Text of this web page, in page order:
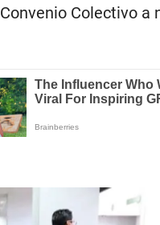
Colectivo a